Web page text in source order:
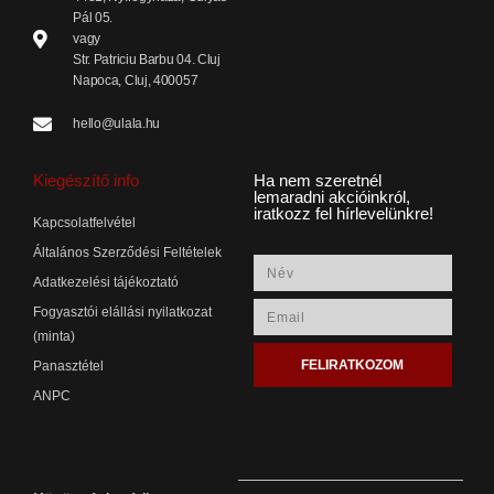
Pál 05.
vagy
Str. Patriciu Barbu 04. Cluj
Napoca, Cluj, 400057
hello@ulala.hu
Kiegészítő info
Kapcsolatfelvétel
Általános Szerződési Feltételek
Adatkezelési tájékoztató
Fogyasztói elállási nyilatkozat
(minta)
Panasztétel
ANPC
Ha nem szeretnél
lemaradni akcióinkról,
iratkozz fel hírlevelünkre!
FELIRATKOZOM